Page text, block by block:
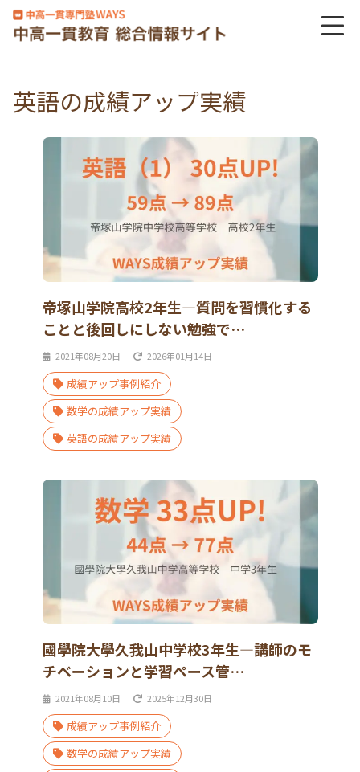
英語の成績アップ実績
帝塚山学院高校2年生―質問を習慣化する
ことと後回しにしない勉強で…
2021年08月20日 2026年01月14日
成績アップ事例紹介
数学の成績アップ実績
英語の成績アップ実績
國學院大學久我山中学校3年生―講師のモ
チベーションと学習ペース管…
2021年08月10日 2025年12月30日
成績アップ事例紹介
数学の成績アップ実績